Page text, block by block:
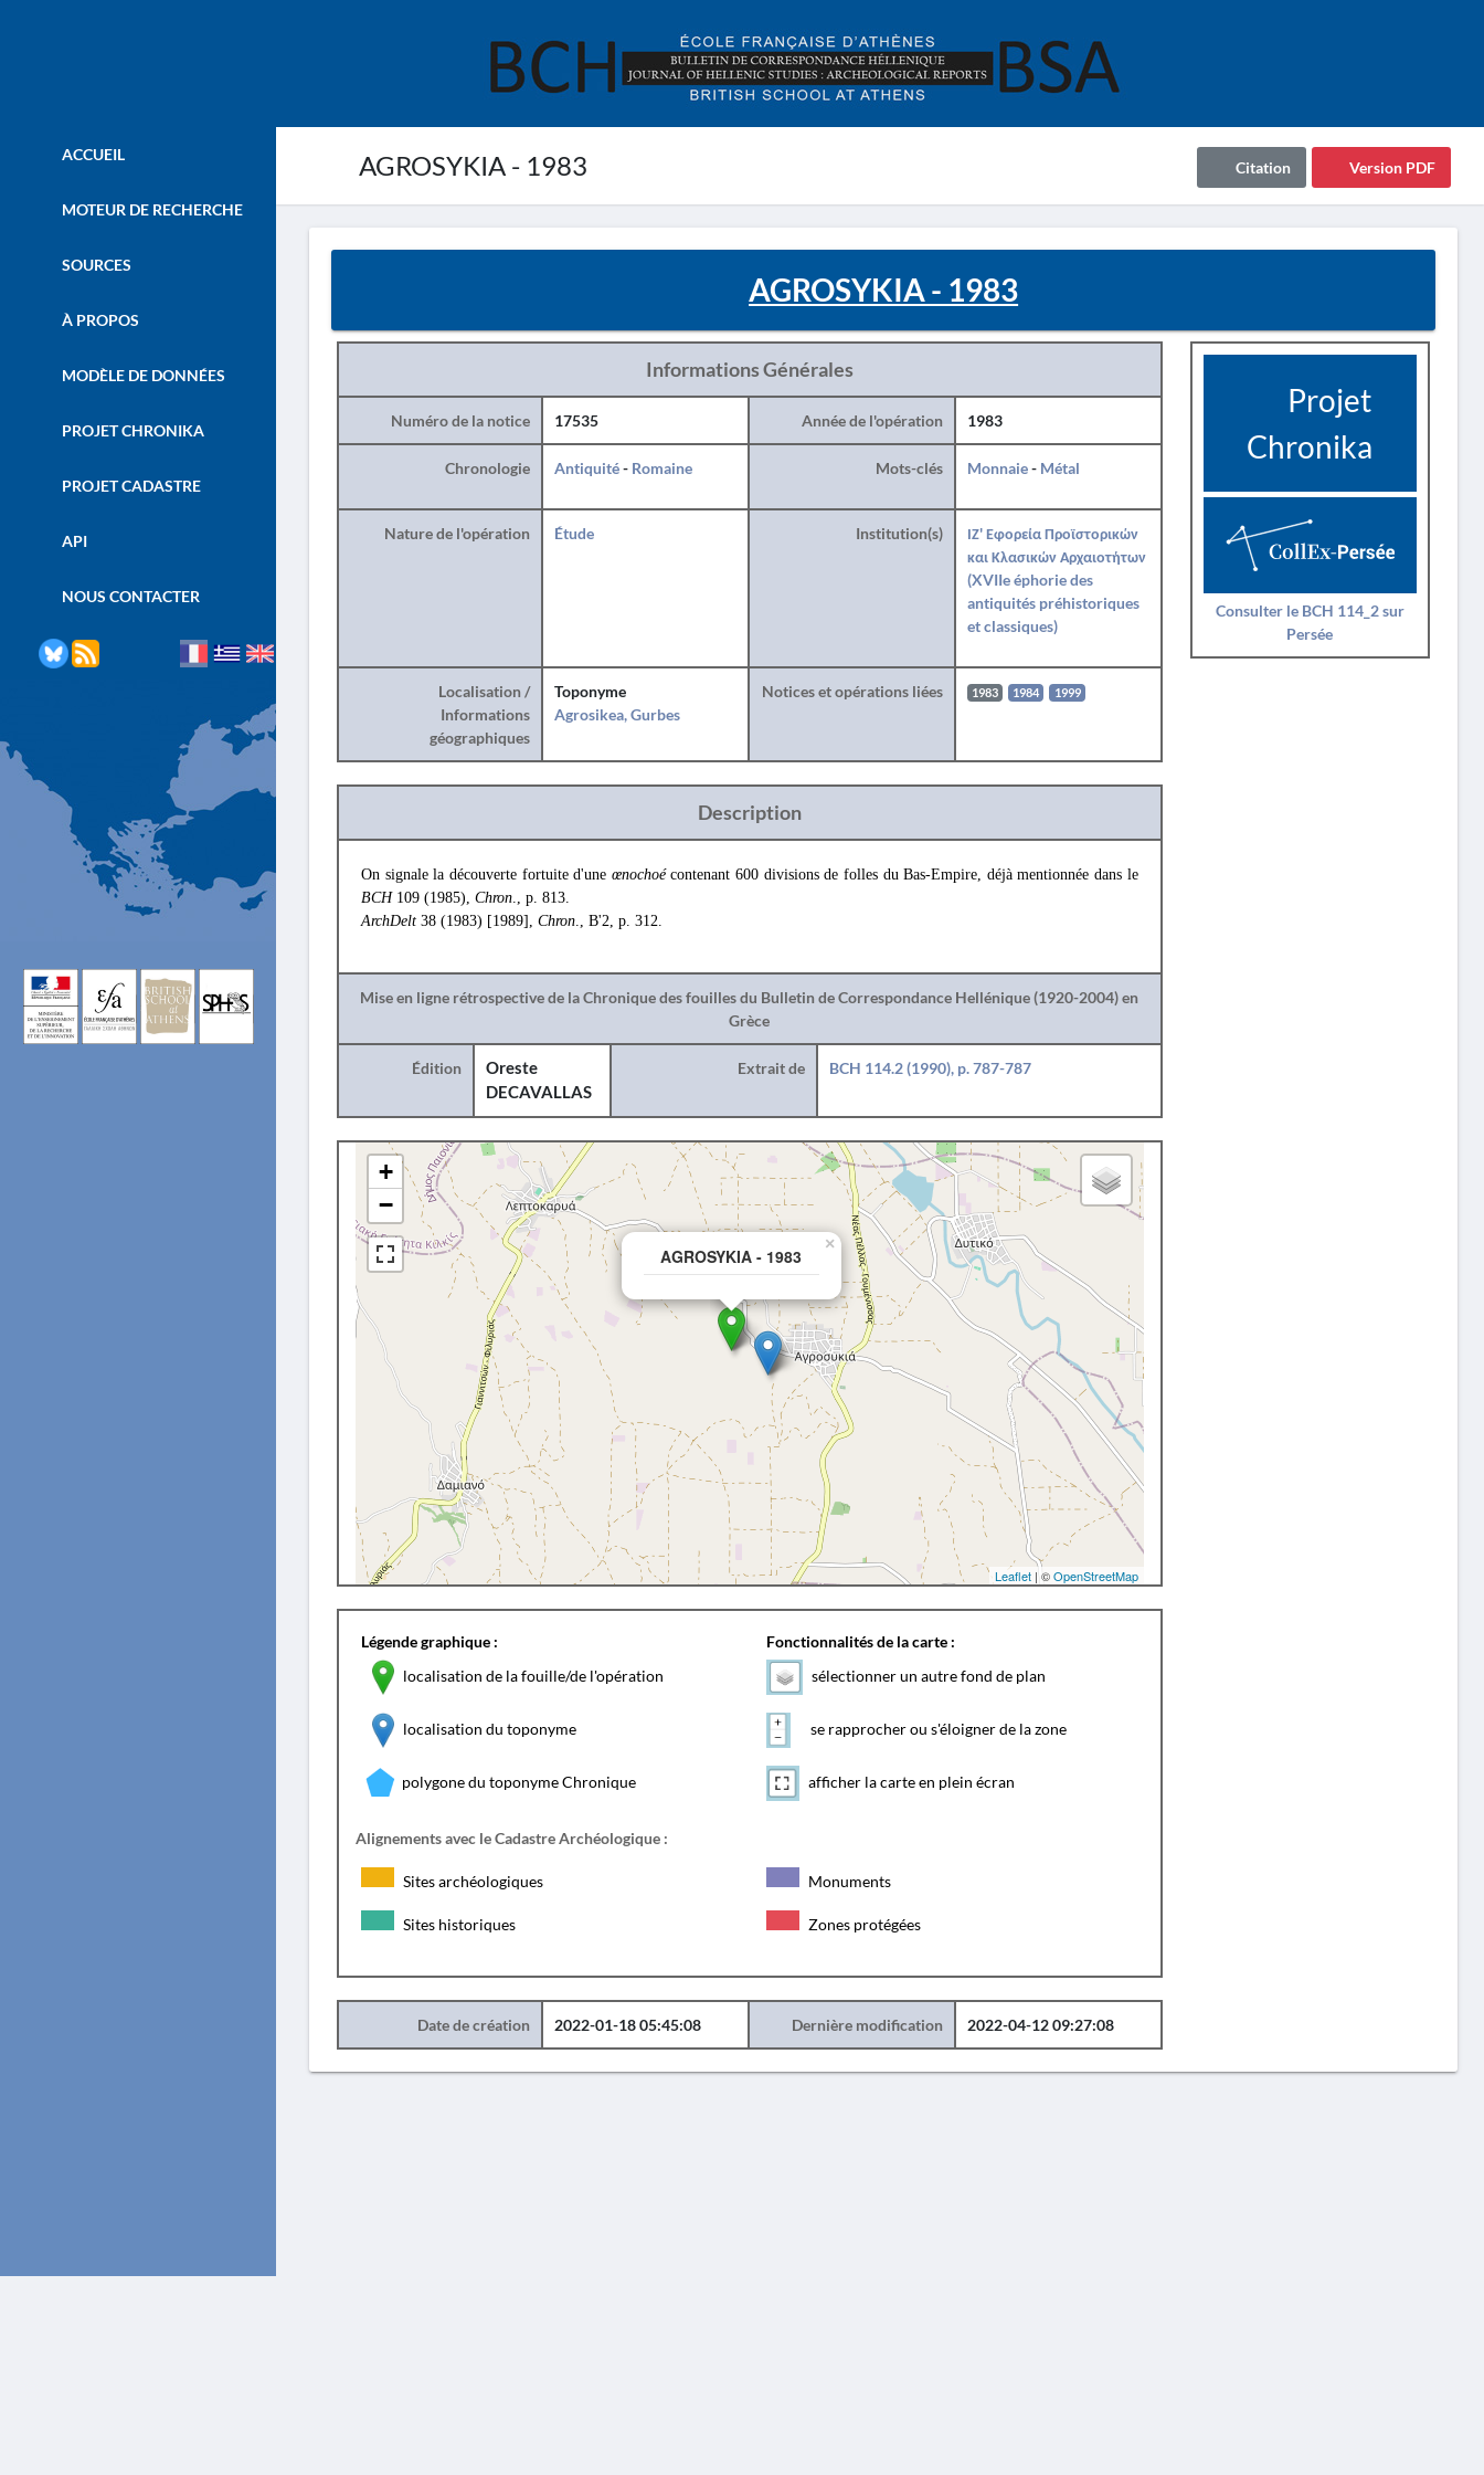
AGROSYKIA - 1983 Version PDF
Citation
ACCUEIL
MOTEUR DE RECHERCHE
SOURCES
À PROPOS
MODÈLE DE DONNÉES
PROJET CHRONIKA
PROJET CADASTRE
API
NOUS CONTACTER
AGROSYKIA - 1983
Informations Générales
Numéro de la notice 17535 Année de l'opération 1983
Chronologie Antiquité- Romaine Mots-clés Monnaie- Métal
Nature de l'opération Étude Institution(s)
ΙΖ' Εφορεία Προϊστορικών
και Κλασικών Αρχαιοτήτων
(XVIIe éphorie des
antiquités préhistoriques
et classiques)
Localisation /
Informations
géographiques
Toponyme
Agrosikea, Gurbes
Notices et opérations liées 1983 1984 1999
Description
On signale la découverte fortuite d'une œnochoécontenant 600 divisions de folles du Bas-Empire, déjà mentionnée dans le
BCH 109 (1985), Chron., p. 813.
ArchDelt 38 (1983) [1989], Chron., B'2, p. 312.
Mise en ligne rétrospective de la Chronique des fouilles du Bulletin de Correspondance Hellénique (1920-2004) en
Grèce
Édition
Oreste
DECAVALLAS
Extrait de BCH 114.2 (1990), p. 787-787
AGROSYKIA - 1983
×
+
−
Leaflet| ©OpenStreetMap
Légende graphique :
localisation de la fouille/de l'opération
localisation du toponyme
polygone du toponyme Chronique
Fonctionnalités de la carte :
sélectionner un autre fond de plan
se rapprocher ou s'éloigner de la zone
afficher la carte en plein écran
Alignements avec le Cadastre Archéologique :
Sites archéologiques Monuments
Sites historiques Zones protégées
Date de création 2022-01-18 05:45:08 Dernière modification 2022-04-12 09:27:08
Projet
Chronika
Consulter le BCH 114_2 sur
Persée